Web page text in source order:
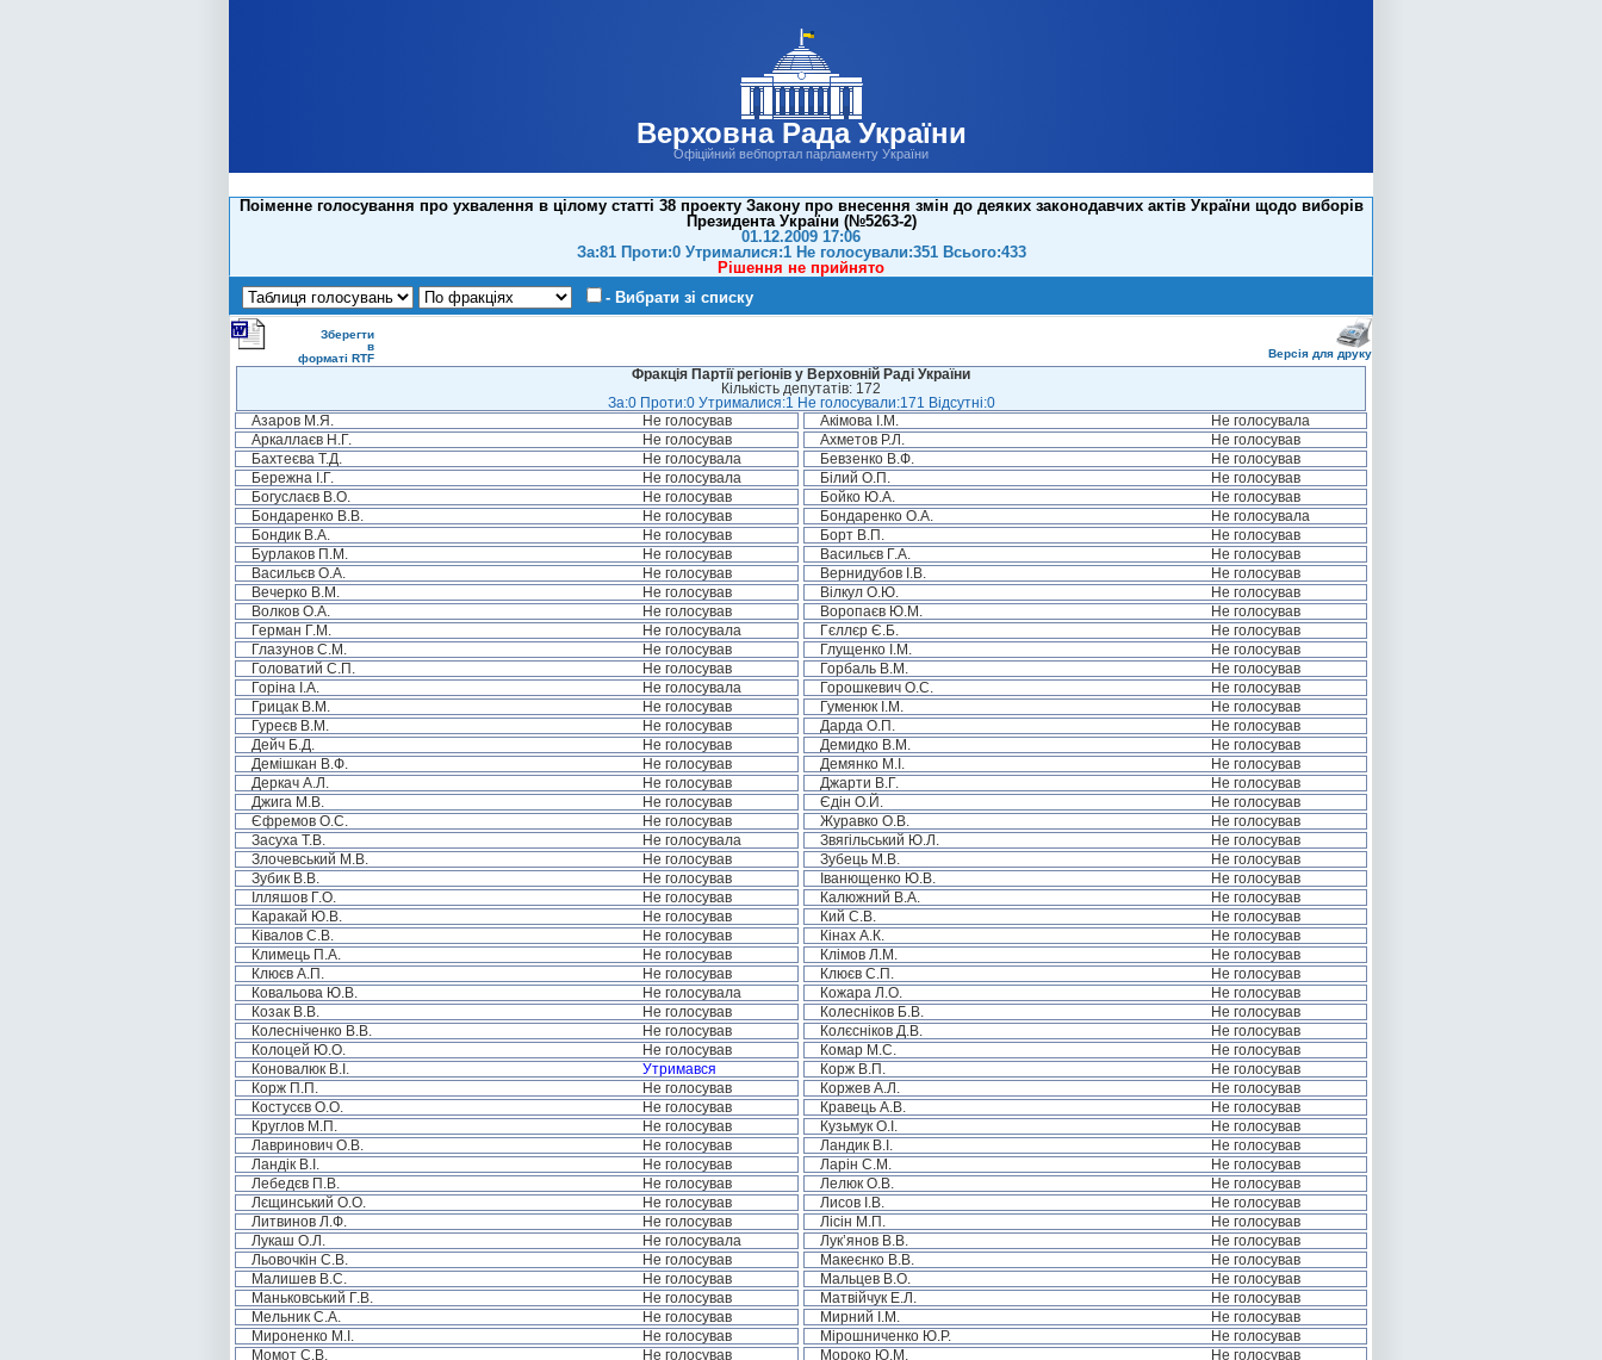
Верховна Рада України
Офіційний вебпортал парламенту України
Поіменне голосування про ухвалення в цілому статті 38 проекту Закону про внесення змін до деяких законодавчих актів України щодо виборів
Президента України (№5263-2)
01.12.2009 17:06
За:81 Проти:0 Утрималися:1 Не голосували:351 Всього:433
Рішення не прийнято
- Вибрати зі списку
Зберегти
в
форматі RTF
Версія для друку
Фракція Партії регіонів у Верховній Раді України
Кількість депутатів: 172
За:0 Проти:0 Утрималися:1 Не голосували:171 Відсутні:0
Азаров М.Я.
Не голосував Акімова І.М.
Не голосувала
Аркаллаєв Н.Г.
Не голосував Ахметов Р.Л.
Не голосував
Бахтеєва Т.Д.
Не голосувала Бевзенко В.Ф.
Не голосував
Бережна І.Г.
Не голосувала Білий О.П.
Не голосував
Богуслаєв В.О.
Не голосував Бойко Ю.А.
Не голосував
Бондаренко В.В.
Не голосував Бондаренко О.А.
Не голосувала
Бондик В.А.
Не голосував Борт В.П.
Не голосував
Бурлаков П.М.
Не голосував Васильєв Г.А.
Не голосував
Васильєв О.А.
Не голосував Вернидубов І.В.
Не голосував
Вечерко В.М.
Не голосував Вілкул О.Ю.
Не голосував
Волков О.А.
Не голосував Воропаєв Ю.М.
Не голосував
Герман Г.М.
Не голосувала Гєллєр Є.Б.
Не голосував
Глазунов С.М.
Не голосував Глущенко І.М.
Не голосував
Головатий С.П.
Не голосував Горбаль В.М.
Не голосував
Горіна І.А.
Не голосувала Горошкевич О.С.
Не голосував
Грицак В.М.
Не голосував Гуменюк І.М.
Не голосував
Гуреєв В.М.
Не голосував Дарда О.П.
Не голосував
Дейч Б.Д.
Не голосував Демидко В.М.
Не голосував
Демішкан В.Ф.
Не голосував Демянко М.І.
Не голосував
Деркач А.Л.
Не голосував Джарти В.Г.
Не голосував
Джига М.В.
Не голосував Єдін О.Й.
Не голосував
Єфремов О.С.
Не голосував Журавко О.В.
Не голосував
Засуха Т.В.
Не голосувала Звягільський Ю.Л.
Не голосував
Злочевський М.В.
Не голосував Зубець М.В.
Не голосував
Зубик В.В.
Не голосував Іванющенко Ю.В.
Не голосував
Ілляшов Г.О.
Не голосував Калюжний В.А.
Не голосував
Каракай Ю.В.
Не голосував Кий С.В.
Не голосував
Ківалов С.В.
Не голосував Кінах А.К.
Не голосував
Климець П.А.
Не голосував Клімов Л.М.
Не голосував
Клюєв А.П.
Не голосував Клюєв С.П.
Не голосував
Ковальова Ю.В.
Не голосувала Кожара Л.О.
Не голосував
Козак В.В.
Не голосував Колесніков Б.В.
Не голосував
Колесніченко В.В.
Не голосував Колєсніков Д.В.
Не голосував
Колоцей Ю.О.
Не голосував Комар М.С.
Не голосував
Коновалюк В.І.
Утримався Корж В.П.
Не голосував
Корж П.П.
Не голосував Коржев А.Л.
Не голосував
Костусєв О.О.
Не голосував Кравець А.В.
Не голосував
Круглов М.П.
Не голосував Кузьмук О.І.
Не голосував
Лавринович О.В.
Не голосував Ландик В.І.
Не голосував
Ландік В.І.
Не голосував Ларін С.М.
Не голосував
Лебедєв П.В.
Не голосував Лелюк О.В.
Не голосував
Лєщинський О.О.
Не голосував Лисов І.В.
Не голосував
Литвинов Л.Ф.
Не голосував Лісін М.П.
Не голосував
Лукаш О.Л.
Не голосувала Лук’янов В.В.
Не голосував
Льовочкін С.В.
Не голосував Макеєнко В.В.
Не голосував
Малишев В.С.
Не голосував Мальцев В.О.
Не голосував
Маньковський Г.В.
Не голосував Матвійчук Е.Л.
Не голосував
Мельник С.А.
Не голосував Мирний І.М.
Не голосував
Мироненко М.І.
Не голосував Мірошниченко Ю.Р.
Не голосував
Момот С.В.
Не голосував Мороко Ю.М.
Не голосував